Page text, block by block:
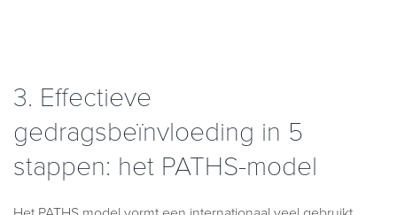
3. Effectieve
gedragsbeïnvloeding in 5
stappen: het PATHS-model